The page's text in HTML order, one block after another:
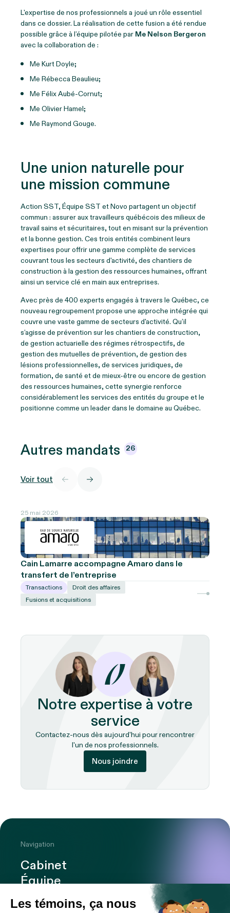
L'expertise de nos professionnels a joué un rôle essentiel
dans ce dossier. La réalisation de cette fusion a été rendue
possible grâce à l’équipe pilotée par Me Nelson Bergeron
avec la collaboration de :
Me Kurt Doyle;
Me Rébecca Beaulieu;
Me Félix Aubé-Cornut;
Me Olivier Hamel;
Me Raymond Gouge.
Une union naturelle pour
une mission commune
Action SST, Équipe SST et Novo partagent un objectif
commun : assurer aux travailleurs québécois des milieux de
travail sains et sécuritaires, tout en misant sur la prévention
et la bonne gestion. Ces trois entités combinent leurs
expertises pour offrir une gamme complète de services
couvrant tous les secteurs d'activité, des chantiers de
construction à la gestion des ressources humaines, offrant
ainsi un service clé en main aux entreprises.
Avec près de 400 experts engagés à travers le Québec, ce
nouveau regroupement propose une approche intégrée qui
couvre une vaste gamme de secteurs d'activité. Qu’il
s’agisse de prévention sur les chantiers de construction,
de gestion actuarielle des régimes rétrospectifs, de
gestion des mutuelles de prévention, de gestion des
lésions professionnelles, de services juridiques, de
formation, de santé et de mieux-être ou encore de gestion
des ressources humaines, cette synergie renforce
considérablement les services des entités du groupe et le
positionne comme un leader dans le domaine au Québec.
Autres mandats 26
Voir tout
25 mai 2026
Cain Lamarre accompagne Amaro dans le
transfert de l’entreprise
Transactions
Droit des affaires
Fusions et acquisitions
Notre expertise à votre
service
Contactez-nous dès aujourd'hui pour rencontrer
l'un de nos professionnels.
Nous joindre
Navigation
Cabinet
Équipe
Expertises